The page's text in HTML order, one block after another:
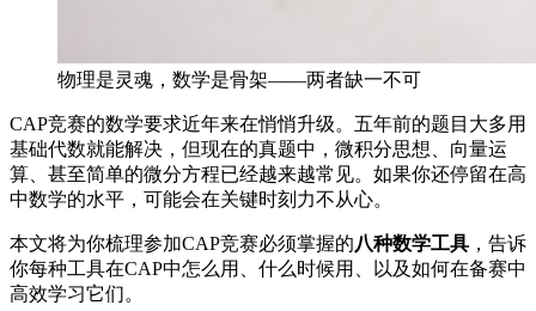
物理是灵魂，数学是骨架——两者缺一不可
CAP竞赛的数学要求近年来在悄悄升级。五年前的题目大多用
基础代数就能解决，但现在的真题中，微积分思想、向量运
算、甚至简单的微分方程已经越来越常见。如果你还停留在高
中数学的水平，可能会在关键时刻力不从心。
本文将为你梳理参加CAP竞赛必须掌握的八种数学工具 ，告诉
你每种工具在CAP中怎么用、什么时候用、以及如何在备赛中
高效学习它们。